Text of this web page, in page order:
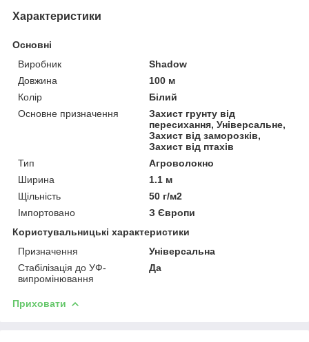
Характеристики
Основні
Виробник
Shadow
Довжина
100 м
Колір
Білий
Основне призначення
Захист грунту від
пересихання, Універсальне,
Захист від заморозків,
Захист від птахів
Тип
Агроволокно
Ширина
1.1 м
Щільність
50 г/м2
Імпортовано
З Європи
Користувальницькі характеристики
Призначення
Універсальна
Стабілізація до УФ-
випромінювання
Да
Приховати